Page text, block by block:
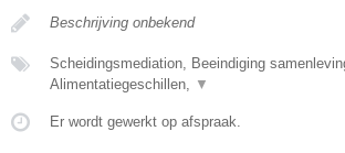
Beschrijving onbekend
Scheidingsmediation, Beeindiging
Alimentatiegeschillen, ▼
Er wordt gewerkt op afspraak.